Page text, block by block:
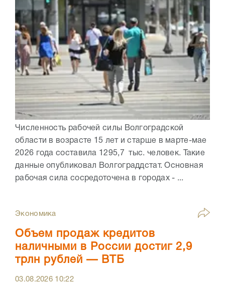
Численность рабочей силы Волгоградской
области в возрасте 15 лет и старше в марте-мае
2026 года составила 1295,7 тыс. человек. Такие
данные опубликовал Волгограддстат. Основная
рабочая сила сосредоточена в городах - ...
Экономика
Объем продаж кредитов
наличными в России достиг 2,9
трлн рублей — ВТБ
03.08.2026 10:22